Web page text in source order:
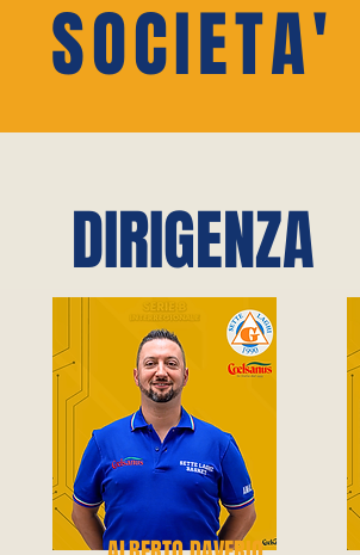
SOCIETA'
DIRIGENZA